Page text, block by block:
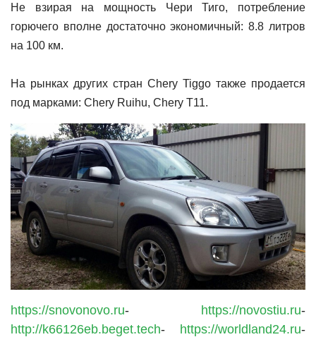
Не взирая на мощность Чери Тиго, потребление
горючего вполне достаточно экономичный: 8.8 литров
на 100 км.
На рынках других стран Chery Tiggo также продается
под марками: Chery Ruihu, Chery T11.
https://snovonovo.ru- https://novostiu.ru-
http://k66126eb.beget.tech- https://worldland24.ru-